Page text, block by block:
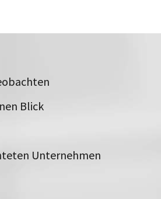
Blick
Unternehmen